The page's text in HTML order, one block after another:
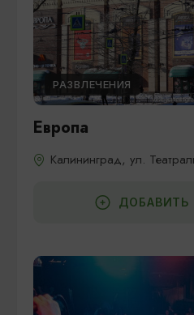
РАЗВЛЕЧЕНИЯ
Европа
Калининград, ул.
ДОБАВИТЬ